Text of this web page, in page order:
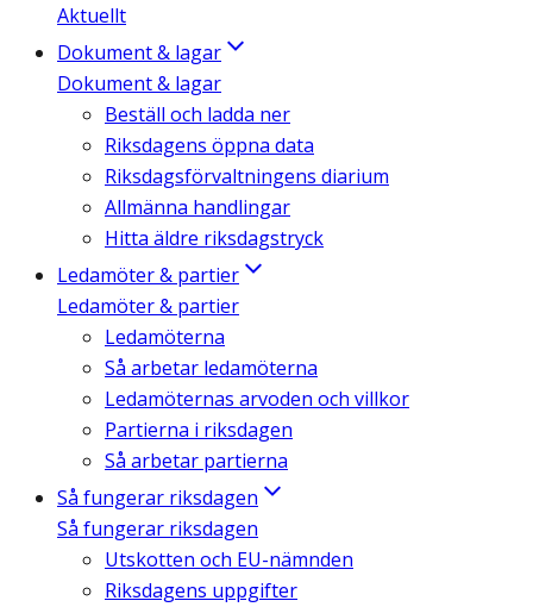
Aktuellt
Dokument & lagar
Dokument & lagar
Beställ och ladda ner
Riksdagens öppna data
Riksdagsförvaltningens diarium
Allmänna handlingar
Hitta äldre riksdagstryck
Ledamöter & partier
Ledamöter & partier
Ledamöterna
Så arbetar ledamöterna
Ledamöternas arvoden och villkor
Partierna i riksdagen
Så arbetar partierna
Så fungerar riksdagen
Så fungerar riksdagen
Utskotten och EU-nämnden
Riksdagens uppgifter